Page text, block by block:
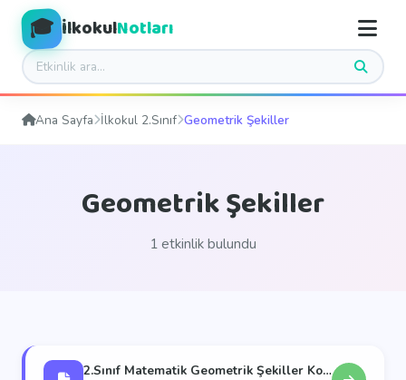
🎓 İlkokulNotları
Ana Sayfa İlkokul 2.Sınıf Geometrik Şekiller
Geometrik Şekiller
1 etkinlik bulundu
2.Sınıf Matematik Geometrik Şekiller Konu Anlatımı ve Çalışma Sayfası,Deftere Yapıştırma Sayfası